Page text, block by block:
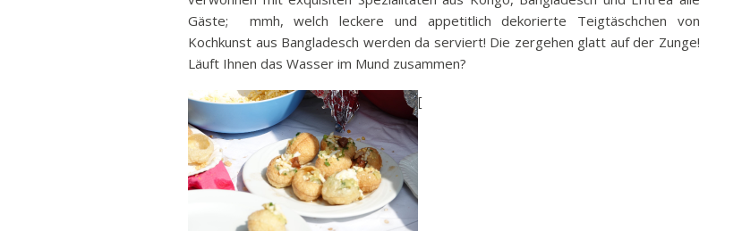
Gäste; mmh, welch leckere und appetitlich dekorierte Teigtäschchen von
Kochkunst aus Bangladesch werden da serviert! Die zergehen glatt auf der Zunge!
Läuft Ihnen das Wasser im Mund zusammen?
[